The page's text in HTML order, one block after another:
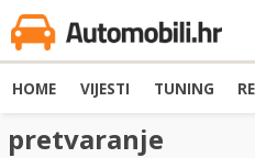
HOME VIJESTI TUNING
pretvaranje